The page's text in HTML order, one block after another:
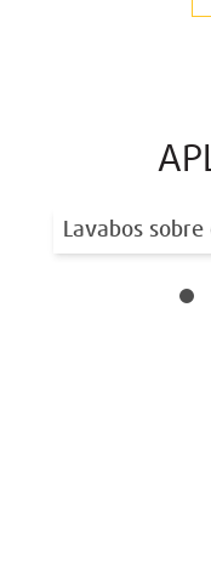
Lavabos